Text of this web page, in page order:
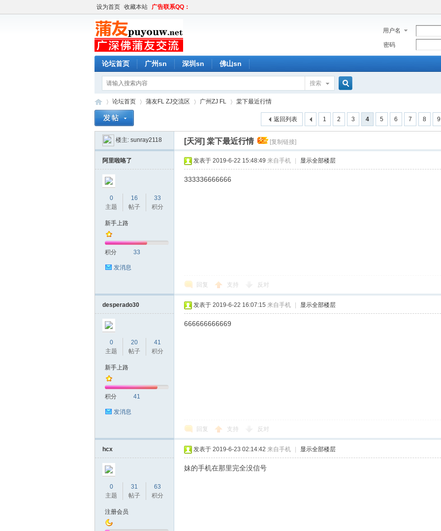
设为首页 收藏本站 广告联系QQ：
用户名
密码
论坛首页 广州sn 深圳sn 佛山sn
搜索
论
»
论坛首页
›
蒲友FL ZJ交流区
›
广州ZJ FL
›
棠下最近行情
1 2 3 4 5 6 7 8 9
返回列表
楼主: sunray2118 [天河] 棠下最近行情 [复制链接]
阿里啦咯了
0
主题
16
帖子
33
积分
新手上路
积分 33
发消息
发表于 2019-6-22 15:48:49 来自手机 显示全部楼层
333336666666
回复 支持 反对
desperado30
0
主题
20
帖子
41
积分
新手上路
积分 41
发消息
发表于 2019-6-22 16:07:15 来自手机 显示全部楼层
666666666669
回复 支持 反对
hcx
0
主题
31
帖子
63
积分
注册会员
发表于 2019-6-23 02:14:42 来自手机 显示全部楼层
妹的手机在那里完全没信号